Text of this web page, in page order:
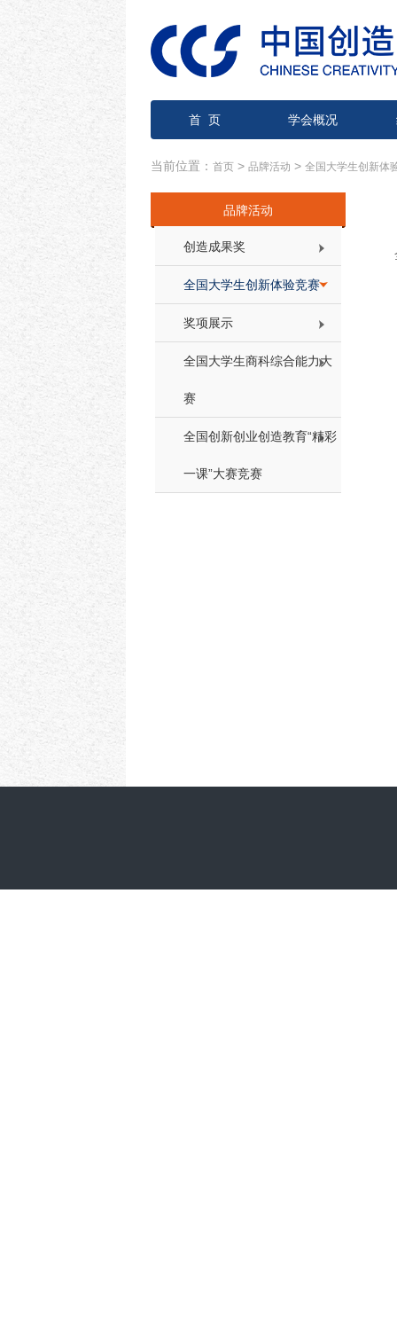
首 页 学会概况
当前位置： 首页 > 品牌活动 > 全国大学生创新体
品牌活动
创造成果奖
全国大学生创新体验竞赛
奖项展示
全国大学生商科综合能力大
赛
全国创新创业创造教育“精彩
一课”大赛竞赛